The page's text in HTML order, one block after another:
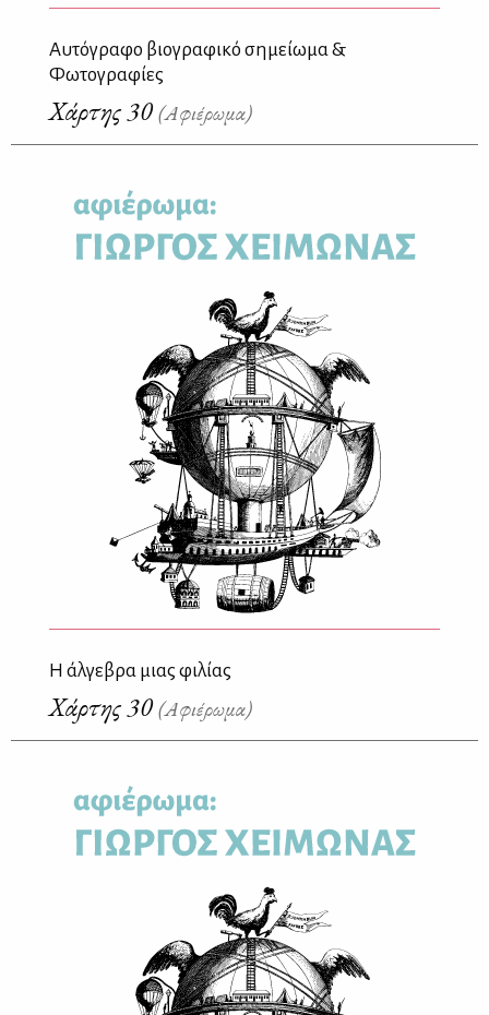
Αυτόγραφο βιογραφικό σημείωμα &
Φωτογραφίες
Χάρτης 30(Αφιέρωμα)
Η άλγεβρα μιας φιλίας
Χάρτης 30(Αφιέρωμα)